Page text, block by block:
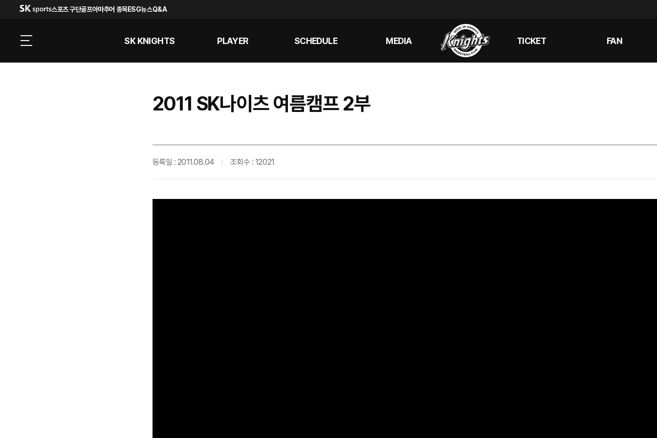
스포츠 구단골프아마추어 종목ESG뉴스Q&A
SK KNIGHTS PLAYER SCHEDULE MEDIA TICKET FAN
2011 SK나이츠 여름캠프 2부
등록일 : 2011.08.04 조회수 : 12021